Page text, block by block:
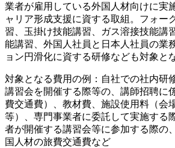
業者が雇用している外国人材向けに実
ャリア形成支援に資する取組。フォー
習、玉掛け技能講習、ガス溶接技能講
能講習、外国人社員と日本人社員の業
ョン円滑化に資する研修なども対象と
対象となる費用の例：自社での社内研
講習会を開催する際等の、講師招聘に
費交通費）、教材費、施設使用料（会
等）、専門事業者に委託して実施する
者が開催する講習会等に参加する際の
国人材の旅費交通費など